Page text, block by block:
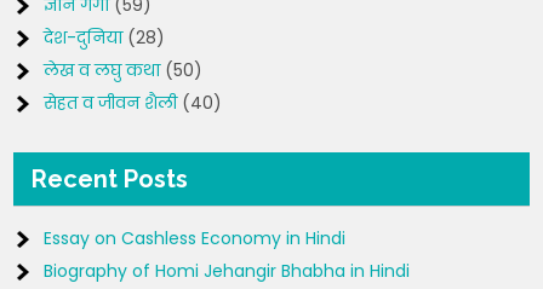
देश-दुनिया(28)
लेख व लघु कथा(50)
सेहत व जीवन शैली(40)
Recent Posts
Essay on Cashless Economy in Hindi
Biography of Homi Jehangir Bhabha in Hindi